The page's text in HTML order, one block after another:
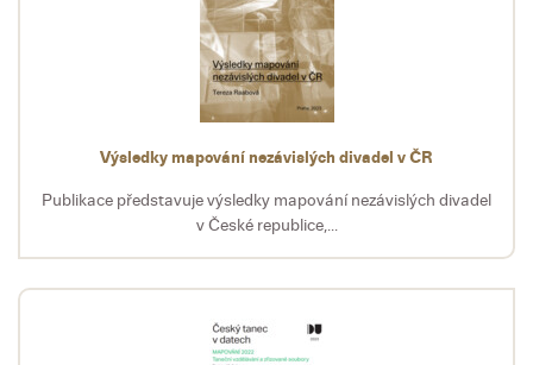
Výsledky mapování nezávislých divadel v ČR
Publikace představuje výsledky mapování nezávislých divadel
v České republice,...